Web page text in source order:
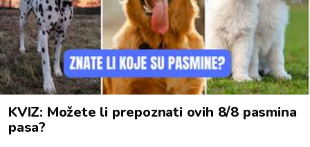
KVIZ: Možete li prepoznati ovih 8/8 pasmina
pasa?